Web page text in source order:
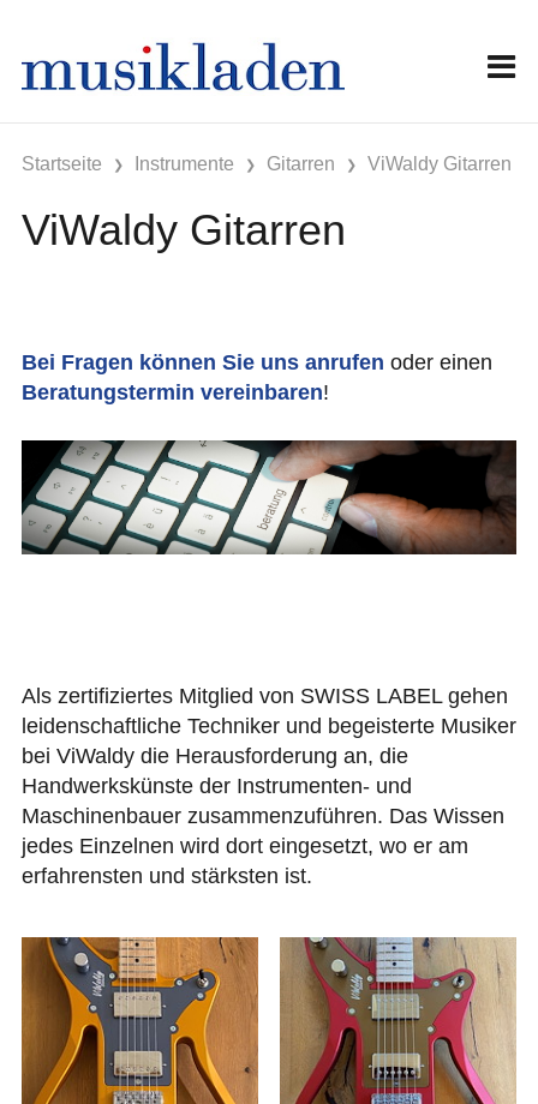
Startseite Instrumente Gitarren ViWaldy Gitarren
ViWaldy Gitarren
Bei Fragen können Sie uns anrufen oder einen
Beratungstermin vereinbaren!
Als zertifiziertes Mitglied von SWISS LABEL gehen
leidenschaftliche Techniker und begeisterte Musiker
bei ViWaldy die Herausforderung an, die
Handwerkskünste der Instrumenten- und
Maschinenbauer zusammenzuführen. Das Wissen
jedes Einzelnen wird dort eingesetzt, wo er am
erfahrensten und stärksten ist.